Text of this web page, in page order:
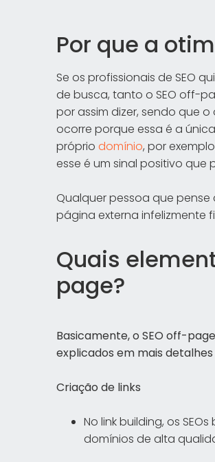
Por que a
Se os profissionais de SEO
de busca, tanto o SEO off-
por assim dizer, sendo que
ocorre porque essa é a
próprio domínio, por
esse é um sinal positivo que
Qualquer pessoa que
página externa infelizmente
Quais
page?
Basicamente, o SEO off-
explicados em mais detalhes
Criação de links
No link building, os
domínios de alta